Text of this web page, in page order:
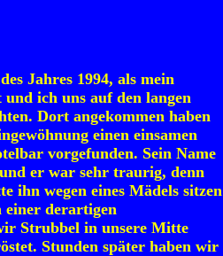
Jahres 1994, als mein
und ich uns auf den langen
Dort angekommen haben
einen einsamen
vorgefunden. Sein Name
er war sehr traurig, denn
ihn wegen eines Mädels sitzen
einer derartigen
Strubbel in unsere Mitte
Stunden später haben wir